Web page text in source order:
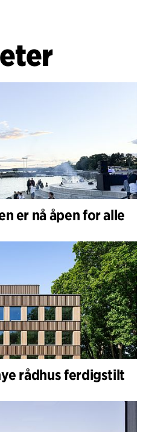
er nå åpen for alle
rådhus ferdigstilt